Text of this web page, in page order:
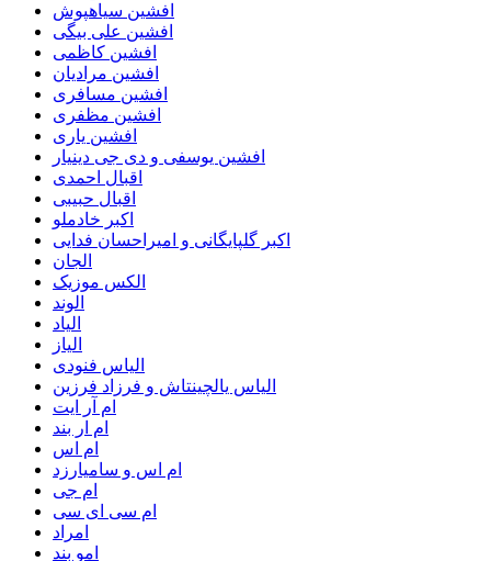
افشین سیاهپوش
افشین علی بیگی
افشین کاظمی
افشین مرادیان
افشین مسافری
افشین مظفری
افشین یاری
افشین یوسفی و دی جی دینیار
اقبال احمدی
اقبال حبیبی
اکبر خادملو
اکبر گلپایگانی و امیراحسان فدایی
الجان
الکس موزیک
الوند
الیاد
الیاز
الیاس فنودی
الیاس یالچینتاش و فرزاد فرزین
ام آر ایت
ام‌ ار بند
ام اس
ام اس و سامیارزد
ام جی
ام سی ای سی
امراد
امو بند